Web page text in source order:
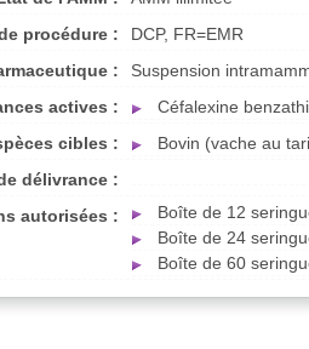
procédure :
DCP, FR=EMR
:
Suspension
actives :
Céfalexine
cibles :
Bovin (vache au
délivrance :
autorisées :
Boîte de 12
Boîte de 24
Boîte de 60